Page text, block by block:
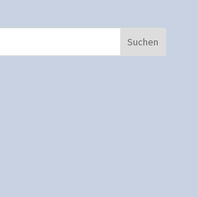
Suchen